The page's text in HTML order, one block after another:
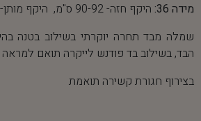
מידה 36:
היקף חזה- 90-92 ס"מ, היקף מותן- 68 ס"מ
שמלה מבד תחרה יוקרתי בשילוב בטנה
הבד, בשילוב בד פודנש לייקרה תואם
בצירוף חגורת קשירה תואמת